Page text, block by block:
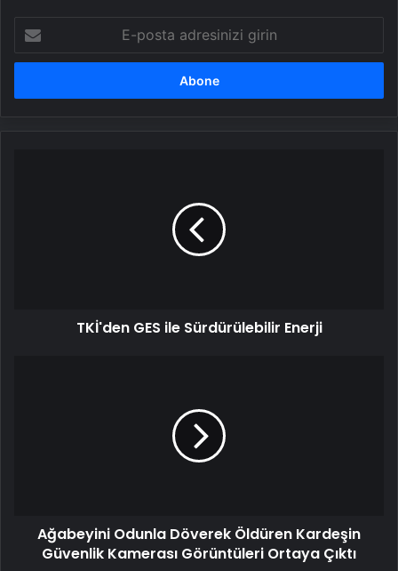
posta
adresinizi
TKİ'den GES ile Sürdürülebilir Enerji
Ağabeyini Odunla Döverek Öldüren Kardeşin
Güvenlik Kamerası Görüntüleri Ortaya Çıktı